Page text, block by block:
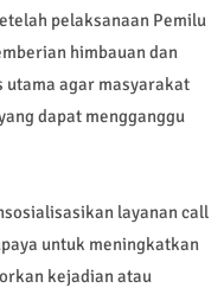
pelaksanaan Pemilu
himbauan dan
utama agar masyarakat
dapat mengganggu
layanan call
untuk meningkatkan
kejadian atau